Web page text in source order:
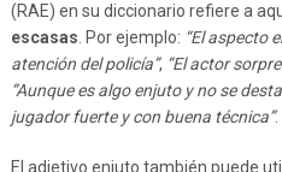
(RAE) en su diccionario refiere a
escasas . Por ejemplo: “El aspecto
atención del policía”, “El actor
“Aunque es algo enjuto y no se
jugador fuerte y con buena técnica”.
El adjetivo enjuto también puede